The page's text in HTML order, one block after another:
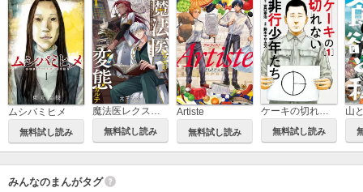
ムシバミヒメ
無料試し読み
魔法医レクスの変態カルテ
無料試し読み
Artiste
無料試し読み
ケーキの切れない非行少年たち
無料試し読み
山
みんなのまんがタグ